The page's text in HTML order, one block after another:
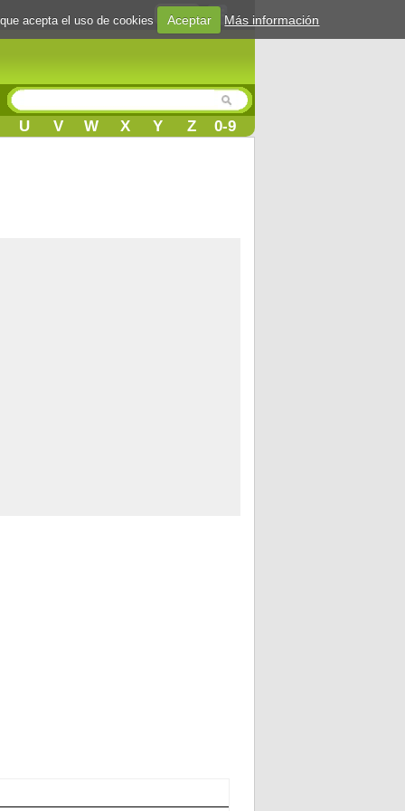
Login
U V W X Y Z 0-9
acepta el uso de cookies Aceptar Más información